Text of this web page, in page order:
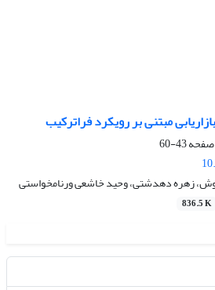
مبتنی بر رویکرد فراترکیب
43-60
زهره دهدشتی، وحید خاشعی ورنامخواستی
836.5 K